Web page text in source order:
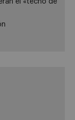
el «techo de